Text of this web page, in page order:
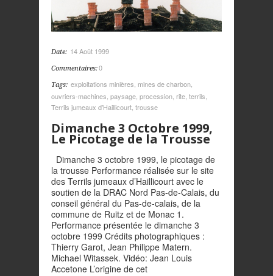
Date: 14 Août 1999
Commentaires:0
Tags: exploitations minières, mines de charbon,
ouvriers-machines, paysage, procession, rite, terrils,
Terrils jumeaux d’Haillicourt, trousse
Dimanche 3 Octobre 1999,
Le Picotage de la Trousse
Dimanche 3 octobre 1999, le picotage de
la trousse Performance réalisée sur le site
des Terrils jumeaux d’Haillicourt avec le
soutien de la DRAC Nord Pas-de-Calais, du
conseil général du Pas-de-calais, de la
commune de Ruitz et de Monac 1.
Performance présentée le dimanche 3
octobre 1999 Crédits photographiques :
Thierry Garot, Jean Philippe Matern.
Michael Witassek. Vidéo: Jean Louis
Accetone L’origine de cet